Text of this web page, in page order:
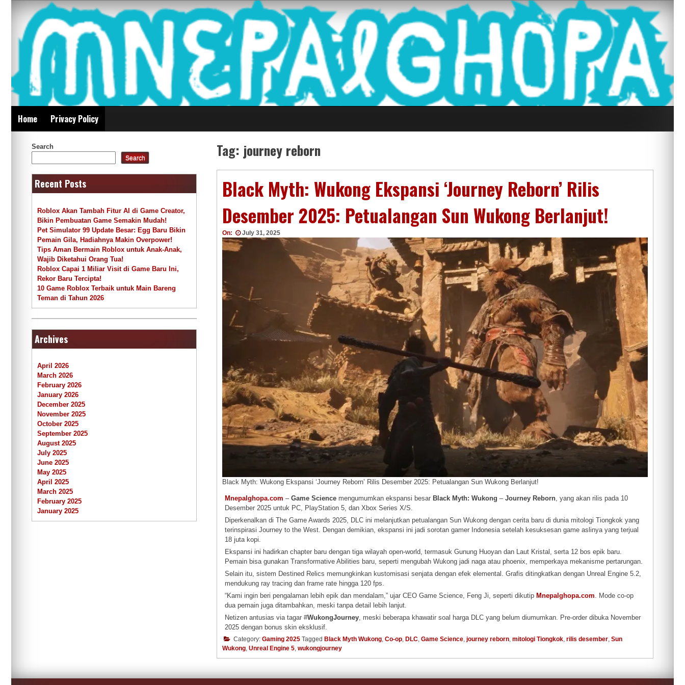
content
Mnepalghopa Review Game Terkini Paling Seluruh Di
Indonesia
Home Privacy Policy
Tag: journey reborn
Black Myth: Wukong Ekspansi ‘Journey Reborn’ Rilis
Desember 2025: Petualangan Sun Wukong Berlanjut!
On: July 31, 2025
Black Myth: Wukong Ekspansi ‘Journey Reborn’ Rilis Desember 2025: Petualangan Sun Wukong Berlanjut!
Mnepalghopa.com –Game Science mengumumkan ekspansi besarBlack Myth: Wukong –Journey Reborn , yang akan rilis pada 10
Desember 2025 untuk PC, PlayStation 5, dan Xbox Series X/S.
Diperkenalkan di The Game Awards 2025, DLC ini melanjutkan petualangan Sun Wukong dengan cerita baru di dunia mitologi Tiongkok yang
terinspirasi Journey to the West. Dengan demikian, ekspansi ini jadi sorotan gamer Indonesia setelah kesuksesan game aslinya yang terjual
18 juta kopi.
Ekspansi ini hadirkan chapter baru dengan tiga wilayah open-world, termasuk Gunung Huoyan dan Laut Kristal, serta 12 bos epik baru.
Pemain bisa gunakan Transformative Abilities baru, seperti mengubah Wukong jadi naga atau phoenix, memperkaya mekanisme pertarungan.
Selain itu, sistem Destined Relics memungkinkan kustomisasi senjata dengan efek elemental. Grafis ditingkatkan dengan Unreal Engine 5.2,
mendukung ray tracing dan frame rate hingga 120 fps.
“Kami ingin beri pengalaman lebih epik dan mendalam,” ujar CEO Game Science, Feng Ji, seperti dikutip Mnepalghopa.com. Mode co-op
dua pemain juga ditambahkan, meski tanpa detail lebih lanjut.
Netizen antusias via tagar #WukongJourney, meski beberapa khawatir soal harga DLC yang belum diumumkan. Pre-order dibuka November
2025 dengan bonus skin eksklusif.
Category: Gaming 2025 Tagged Black Myth Wukong, Co-op, DLC, Game Science, journey reborn, mitologi Tiongkok, rilis desember, Sun
Wukong, Unreal Engine 5, wukongjourney
Search
Search
Recent Posts
Roblox Akan Tambah Fitur AI di Game Creator,
Bikin Pembuatan Game Semakin Mudah!
Pet Simulator 99 Update Besar: Egg Baru Bikin
Pemain Gila, Hadiahnya Makin Overpower!
Tips Aman Bermain Roblox untuk Anak-Anak,
Wajib Diketahui Orang Tua!
Roblox Capai 1 Miliar Visit di Game Baru Ini,
Rekor Baru Tercipta!
10 Game Roblox Terbaik untuk Main Bareng
Teman di Tahun 2026
Archives
April 2026
March 2026
February 2026
January 2026
December 2025
November 2025
October 2025
September 2025
August 2025
July 2025
June 2025
May 2025
April 2025
March 2025
February 2025
January 2025